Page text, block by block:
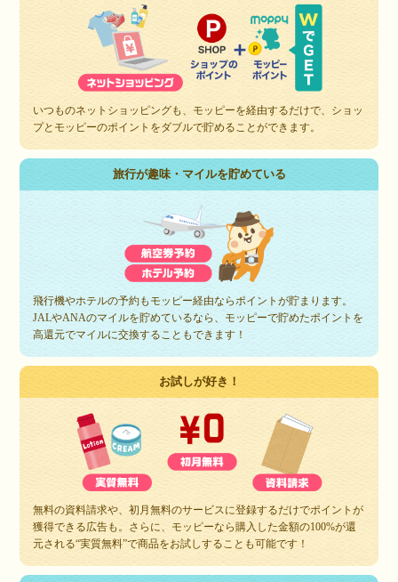
いつものネットショッピングも、モッピーを経由するだけで、ショッ
プとモッピーのポイントをダブルで貯めることができます。
旅行が趣味・マイルを貯めている
飛行機やホテルの予約もモッピー経由ならポイントが貯まります。
JALやANAのマイルを貯めているなら、モッピーで貯めたポイントを
高還元でマイルに交換することもできます！
お試しが好き！
無料の資料請求や、初月無料のサービスに登録するだけでポイントが
獲得できる広告も。さらに、モッピーなら購入した金額の100%が還
元される“実質無料”で商品をお試しすることも可能です！